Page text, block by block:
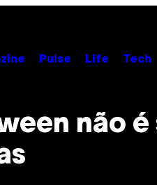
Pulse Life Tech
não é